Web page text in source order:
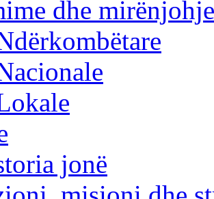
dhe mirënjohje
jonë